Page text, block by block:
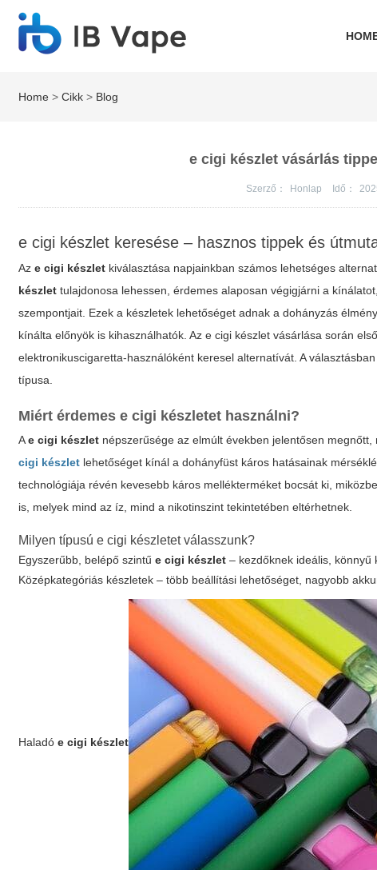
Home >Cikk > Blog
e cigi készlet vásárlás
Szerző： Honlap Idő：
e cigi készlet keresése – hasznos tippek és
Aze cigi készlet kiválasztása napjainkban számos lehetséges
készlet tulajdonosa lehessen, érdemes alaposan végigjárni a
szempontjait. Ezek a készletek lehetőséget adnak a dohányzás
kínálta előnyök is kihasználhatók. Aze cigi készlet vásárlása során
elektronikuscigaretta-használóként keresel alternatívát. A
típusa.
Miért érdemes e cigi készletet használni?
Ae cigi készlet népszerűsége az elmúlt években jelentősen
cigi készlet lehetőséget kínál a dohányfüst káros hatásainak
technológiája révén kevesebb káros mellékterméket bocsát ki,
is, melyek mind az íz, mind a nikotinszint tekintetében eltérhetnek.
Milyen típusú e cigi készletet válasszunk?
Egyszerűbb, belépő szintűe cigi készlet – kezdőknek ideális,
Középkategóriás készletek – több beállítási lehetőséget, nagyobb
Haladóe cigi készlet